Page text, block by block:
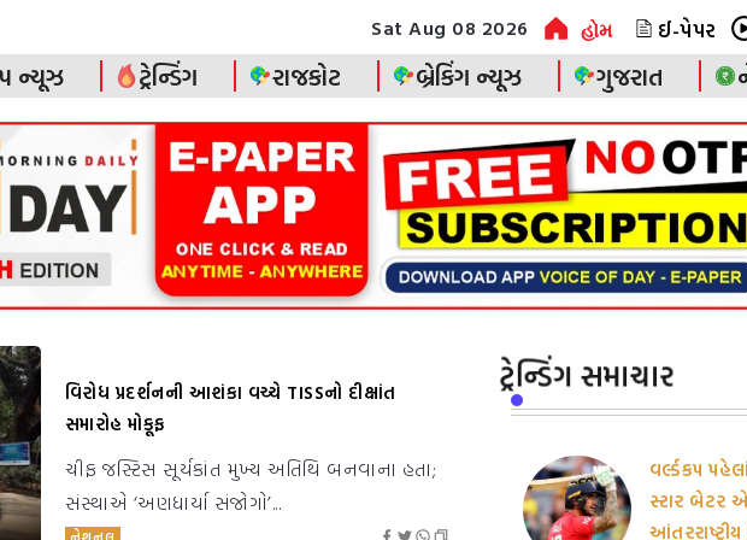
Sat Aug 08 2026 હોમ ઈ-પેપર
ન્યૂઝ ટ્રેન્ડિંગ રાજકોટ બ્રેકિંગ ન્યૂઝ ગુજરાત
વિરોધ પ્રદર્શનની આશંકા વચ્ચે TISSનો દીક્ષાંત
સમારોહ મોકૂફ
ચીફ જસ્ટિસ સૂર્યકાંત મુખ્ય અતિથિ બનવાના હતા;
સંસ્થાએ ‘અણધાર્યા સંજોગો’...
ટ્રેન્ડિંગ સમાચાર
વર્લ્ડકપ
સ્ટાર બેટર